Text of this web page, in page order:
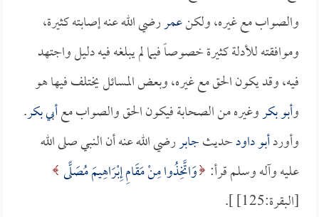
والصواب مع غيره، ولكنعمررضي الله عنه إصابته كثيرة،
وموافقته للأدلة كثيرة خصوصاً فيما لم يبلغه فيه دليل واجتهد
فيه، وقد يكون الحق مع غيره، وبعض المسائل يختلف فيها هو
وأبو بكروغيره من الصحابة فيكون الحق والصواب معأبي بكر.
وأوردأبو داودحديثجابررضي الله عنه أن النبي صلى الله
عليه وآله وسلم قرأ: وَاتَّخِذُوا مِنْ مَقَامِ إِبْرَاهِيمَ مُصَلًّى
[البقرة:125] ].